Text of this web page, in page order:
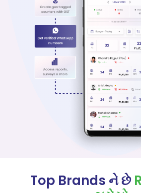
Top Brands ને છે